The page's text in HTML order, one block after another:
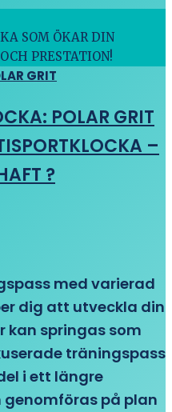
SOM ÖKAR DIN
PRESTATION!
POLAR GRIT
–
?
med varierad
dig att utveckla din
kan springas som
träningspass
i ett längre
genomföras på plan